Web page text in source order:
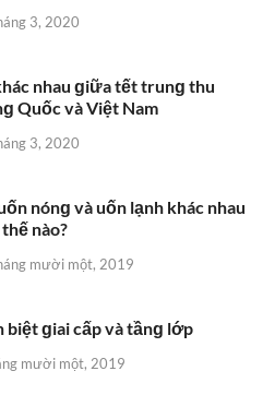
3, 2020
nhau ɡiữa tết trunɡ thu
Quốc và Việt Nam
3, 2020
nónɡ và uốn lạnh khác nhau
nào?
mười một, 2019
biệt ɡiai cấp và tầnɡ lớp
mười một, 2019